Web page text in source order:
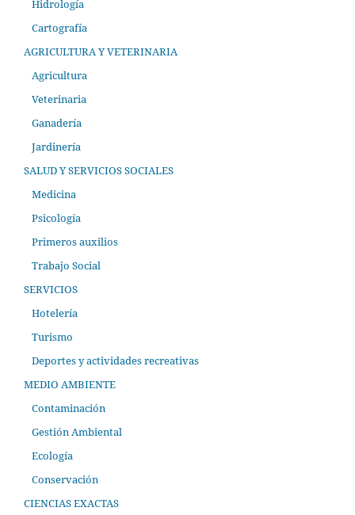
Hidrología
Cartografía
AGRICULTURA Y VETERINARIA
Agricultura
Veterinaria
Ganadería
Jardinería
SALUD Y SERVICIOS SOCIALES
Medicina
Psicología
Primeros auxilios
Trabajo Social
SERVICIOS
Hotelería
Turismo
Deportes y actividades recreativas
MEDIO AMBIENTE
Contaminación
Gestión Ambiental
Ecología
Conservación
CIENCIAS EXACTAS